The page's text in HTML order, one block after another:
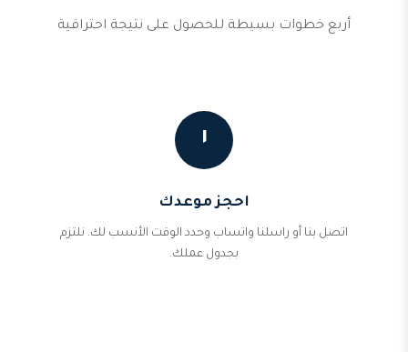
أربع خطوات بسيطة للحصول على نتيجة احترافية
١
احجز موعدك
اتصل بنا أو راسلنا واتساب وحدد الوقت الأنسب لك. نلتزم
بجدول عملك.